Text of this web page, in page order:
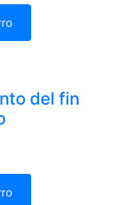
del fin